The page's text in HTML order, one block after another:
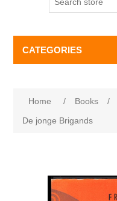
CATEGORIES
Home / Books /
De jonge Brigands